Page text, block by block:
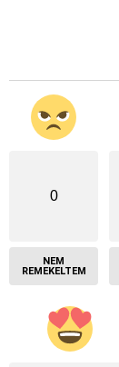
0
NEM
REMEKELTEM